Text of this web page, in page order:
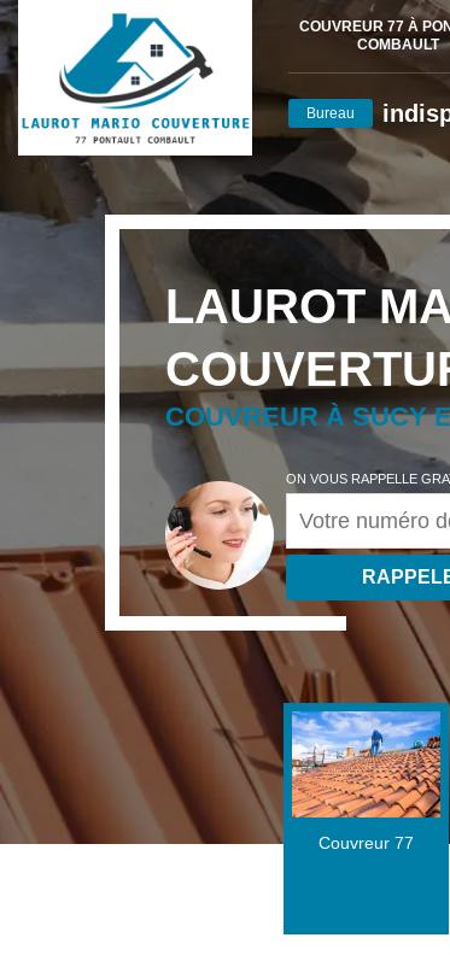
COUVREUR 77 À
COMBAULT
Bureau
LAUROT
COUVREUR À SUCY
ON VOUS RAPPELLE
Couvreur 77